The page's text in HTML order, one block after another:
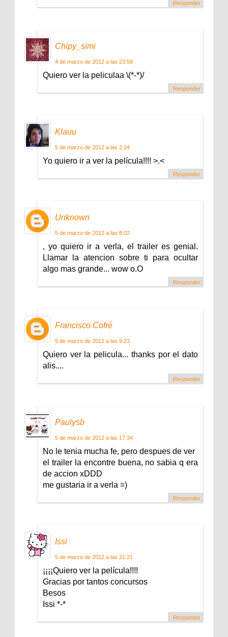
Responder
Chipy_simi
4 de marzo de 2012 a las 23:58
Quiero ver la peliculaa \(*-*)/
Responder
Klauu
5 de marzo de 2012 a las 2:24
Yo quiero ir a ver la película!!!! >.<
Responder
Unknown
5 de marzo de 2012 a las 8:02
, yo quiero ir a verla, el trailer es genial.
Llamar la atencion sobre ti para ocultar
algo mas grande... wow o.O
Responder
Francisco Cofré
5 de marzo de 2012 a las 9:23
Quiero ver la pelicula... thanks por el dato
alis....
Responder
Paulysb
5 de marzo de 2012 a las 17:34
No le tenia mucha fe, pero despues de ver
el trailer la encontre buena, no sabia q era
de accion xDDD
me gustaria ir a verla =)
Responder
Issi
5 de marzo de 2012 a las 21:21
¡¡¡¡Quiero ver la película!!!!
Gracias por tantos concursos
Besos
Issi *-*
Responder